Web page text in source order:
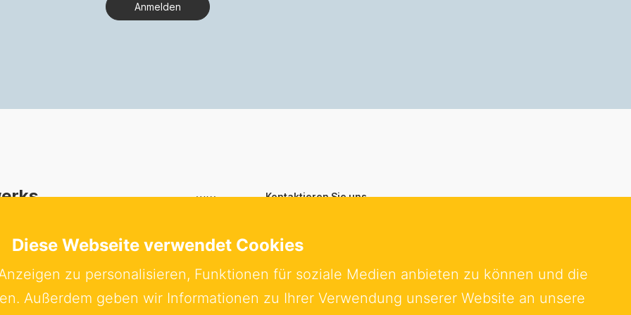
Anmelden
Menschen
Kontaktieren Sie uns
20097 Hamburg
Diese Webseite verwendet Cookies
zu personalisieren, Funktionen für soziale Medien anbieten zu können und die
Außerdem geben wir Informationen zu Ihrer Verwendung unserer Website an unsere